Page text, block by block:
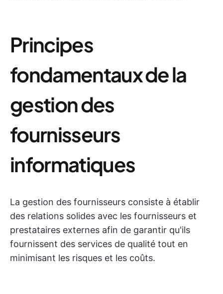
Principes
fondamentaux de la
gestion des
fournisseurs
informatiques
La gestion des fournisseurs consiste à établir
des relations solides avec les fournisseurs et
prestataires externes afin de garantir qu'ils
fournissent des services de qualité tout en
minimisant les risques et les coûts.